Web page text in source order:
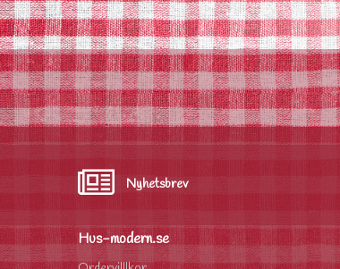
Nyhetsbrev
Hus-modern.se